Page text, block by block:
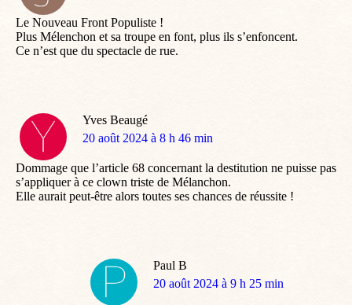
Le Nouveau Front Populiste !
Plus Mélenchon et sa troupe en font, plus ils s’enfoncent.
Ce n’est que du spectacle de rue.
Yves Beaugé
dit
20 août 2024 à 8 h 46 min
Dommage que l’article 68 concernant la destitution ne puisse pas
s’appliquer à ce clown triste de Mélanchon.
Elle aurait peut-être alors toutes ses chances de réussite !
Paul B
dit
20 août 2024 à 9 h 25 min